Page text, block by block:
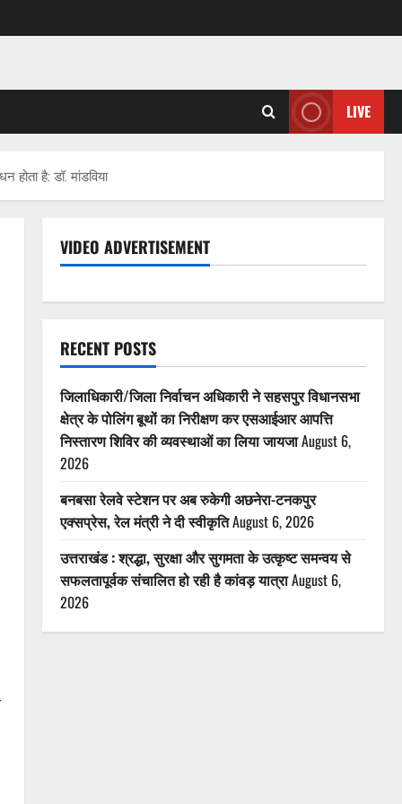
LIVE
है: डॉ. मांडविया
VIDEO ADVERTISEMENT
RECENT POSTS
जिलाधिकारी/जिला निर्वाचन अधिकारी ने सहसपुर विधानसभा
क्षेत्र के पोलिंग बूथों का निरीक्षण कर एसआईआर आपत्ति
निस्तारण शिविर की व्यवस्थाओं का लिया जायजाAugust 6,
2026
बनबसा रेलवे स्टेशन पर अब रुकेगी अछनेरा-टनकपुर
एक्सप्रेस, रेल मंत्री ने दी स्वीकृतिAugust 6, 2026
उत्तराखंड : श्रद्धा, सुरक्षा और सुगमता के उत्कृष्ट समन्वय से
सफलतापूर्वक संचालित हो रही है कांवड़ यात्राAugust 6,
2026